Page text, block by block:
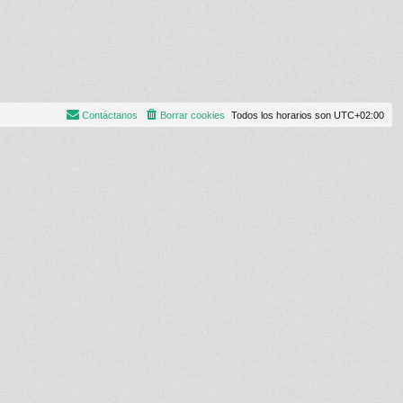
Todos los horarios son UTC+02:00
Borrar cookies
Contáctanos